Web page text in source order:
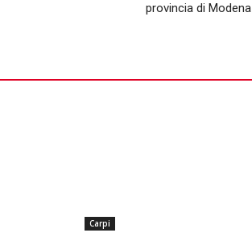
provincia di Modena
Carpi